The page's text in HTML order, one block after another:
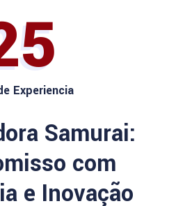
Experiencia
Samurai:
com
e Inovação